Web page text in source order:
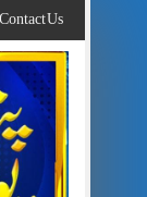
to
content
Contact Us